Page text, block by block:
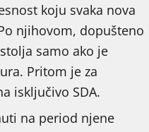
koju svaka nova
njihovom, dopušteno
samo ako je
Pritom je za
isključivo SDA.
na period njene